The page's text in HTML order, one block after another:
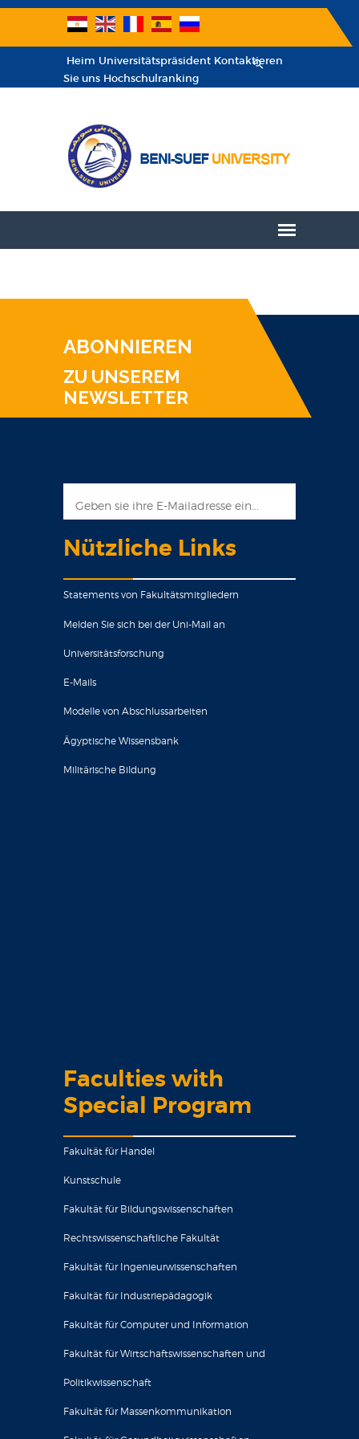
Heim Universitätspräsident Kontaktieren
Sie uns Hochschulranking
ABONNIEREN
ZU UNSEREM
NEWSLETTER
Nützliche Links
Statements von Fakultätsmitgliedern
Melden Sie sich bei der Uni-Mail an
Universitätsforschung
E-Mails
Modelle von Abschlussarbeiten
Ägyptische Wissensbank
Militärische Bildung
Faculties with
Special Program
Fakultät für Handel
Kunstschule
Fakultät für Bildungswissenschaften
Rechtswissenschaftliche Fakultät
Fakultät für Ingenieurwissenschaften
Fakultät für Industriepädagogik
Fakultät für Computer und Information
Fakultät für Wirtschaftswissenschaften und
Politikwissenschaft
Fakultät für Massenkommunikation